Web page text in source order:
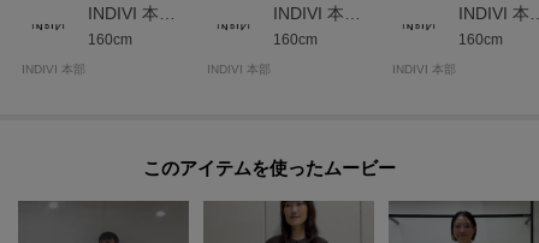
160cm
INDIVI 本部
160cm
INDIVI 本部
160cm
INDIVI 本部
このアイテムを使ったムービー